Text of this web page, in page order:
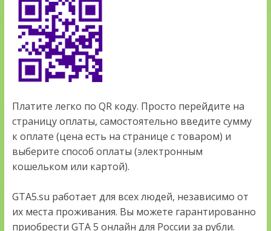
Платите легко по QR коду. Просто перейдите на
страницу оплаты, самостоятельно введите сумму
к оплате (цена есть на странице с товаром) и
выберите способ оплаты (электронным
кошельком или картой).
GTA5.su работает для всех людей, независимо от
их места проживания. Вы можете гарантированно
приобрести GTA 5 онлайн для России за рубли.